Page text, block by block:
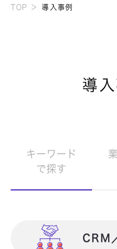
TOP 導入事例
導
キーワード
で探す
CRM
製造
災害